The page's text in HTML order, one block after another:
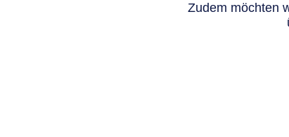
Zudem möchten